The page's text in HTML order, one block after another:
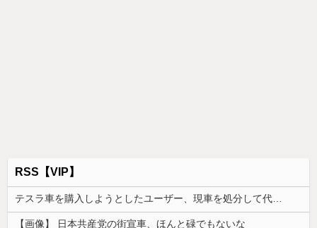
RSS【VIP】
【画像】 日本共産党の街宣車、ほんと碌でもないな